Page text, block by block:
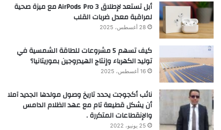
أبل تستعد لإطلاق AirPods Pro 3 مع ميزة صحية
لمراقبة معدل ضربات القلب
28 أغسطس، 2025
كيف تسهم 5 مشروعات للطاقة الشمسية في
توليد الكهرباء وإنتاج الهيدروجين بموريتانيا؟
16 أغسطس، 2025
نائب أكجوجت يحدد تاريخ وصول مولدها الجديد آملا
أن يشكل قطيعة تام مع عهد الظلام الدامس
والإنقطاعات المتكررة .
25 يونيو، 2022